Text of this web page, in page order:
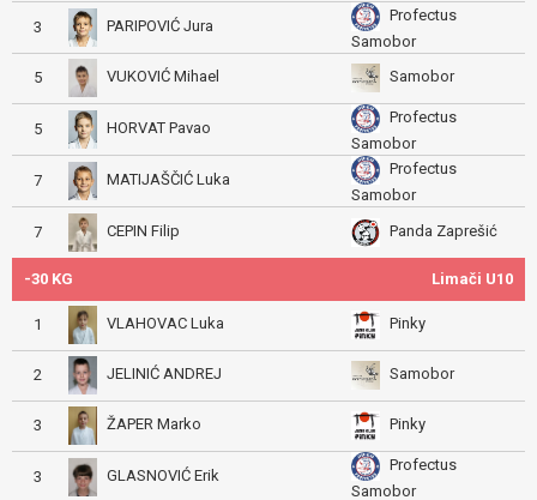
3 PARIPOVIĆ Jura
Profectus
Samobor
5
VUKOVIĆ Mihael Samobor
5 HORVAT Pavao
Profectus
Samobor
7 MATIJAŠČIĆ Luka
Profectus
Samobor
7 CEPIN Filip Panda Zaprešić
-30 KG Limači U10
1 VLAHOVAC Luka Pinky
2 JELINIĆ ANDREJ Samobor
3 ŽAPER Marko Pinky
3 GLASNOVIĆ Erik
Profectus
Samobor